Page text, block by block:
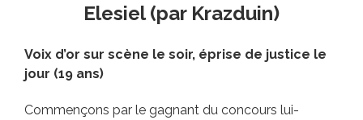
Elesiel (par Krazduin)
Voix d’or sur scène le soir, éprise de justice le
jour (19 ans)
Commençons par le gagnant du concours lui-